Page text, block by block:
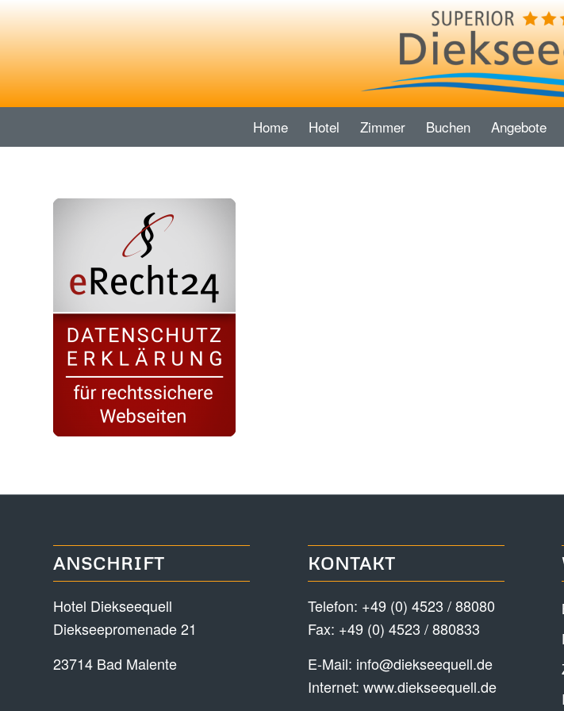
Home Hotel Zimmer Buchen Angebote
ANSCHRIFT
Hotel Diekseequell
Diekseepromenade 21
23714 Bad Malente
KONTAKT
Telefon: +49 (0) 4523 / 88080
Fax: +49 (0) 4523 / 880833
E-Mail: info@diekseequell.de
Internet: www.diekseequell.de